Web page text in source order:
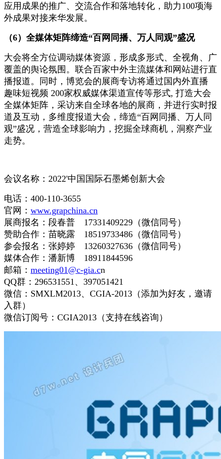
应用成果的推广、交流合作和落地转化，助力100项海
外成果对接来华发展。
（6）全媒体矩阵缔造“百网同播、万人同观”盛况
大会将全方位调动媒体资源，形成多形式、全视角、广
覆盖的舆论氛围。联合百家中外主流媒体和网站进行直
播报道。同时，博览会的展商专访将通过国内外直播
趣味短视频 200家权威媒体渠道宣传等形式, 打造大会
全媒体矩阵，采访来自全球各地的展商，并进行实时报
道及互动，多维度报道大会，缔造“百网同播、万人同
观”盛况，营造全球影响力，挖掘全球商机，洞察产业
走势。
会议名称：2022'中国国际石墨烯创新大会
电话：400-110-3655
官网： www.grapchina.cn
展商报名：段春普 17331409229（微信同号）
赞助合作：苗晓露 18519733486（微信同号）
参会报名：张婷婷 13260327636（微信同号）
媒体合作：潘新博 18911844596
邮箱： meeting01@c-gia.cn
QQ群：296531551、397051421
微信：SMXLM2013、CGIA-2013（添加为好友，邀请
入群）
微信订阅号：CGIA2013（支持在线咨询）